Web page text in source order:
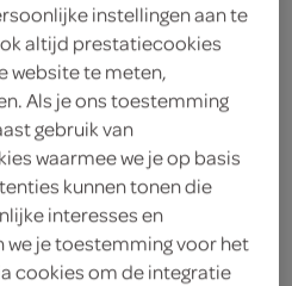
instellingen aan te
altijd prestatiecookies
website te meten,
Als je ons toestemming
gebruik van
waarmee we je op basis
kunnen tonen die
interesses en
we je toestemming voor het
cookies om de integratie